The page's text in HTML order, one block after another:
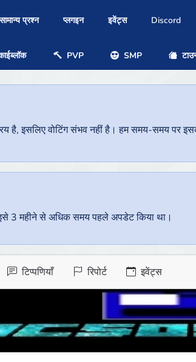
सामान्य प्रश्न प्लगइन इवेंट्स Discord
PVP SMP
इसलिए वोटिंग संभव नहीं है। हम समय-समय पर
इसे 3 महीने से अधिक समय पहले अपडेट किया था।
टिप्पणियाँ रिपोर्ट इवेंट्स